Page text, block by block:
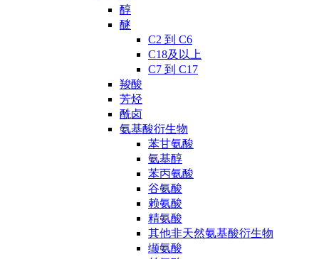
醇
醚
C2 到 C6
C18及以上
C7 到 C17
羧酸
芳烃
酰卤
氨基酸衍生物
苯甘氨酸
氨基醇
苯丙氨酸
谷氨酸
赖氨酸
精氨酸
其他非天然氨基酸衍生物
缬氨酸